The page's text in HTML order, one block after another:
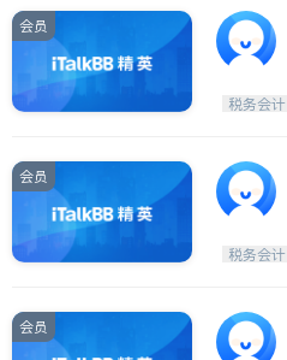
会员
税务会计
会员
税务会计
会员